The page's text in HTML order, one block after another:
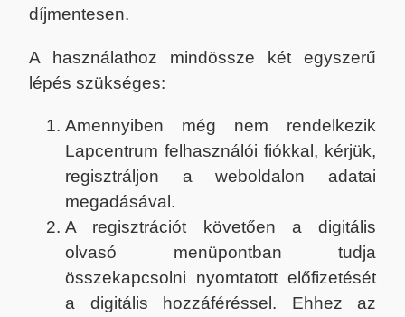
díjmentesen.
A használathoz mindössze két egyszerű
lépés szükséges:
Amennyiben még nem rendelkezik
Lapcentrum felhasználói fiókkal, kérjük,
regisztráljon a weboldalon adatai
megadásával.
A regisztrációt követően a digitális
olvasó menüpontban tudja
összekapcsolni nyomtatott előfizetését
a digitális hozzáféréssel. Ehhez az